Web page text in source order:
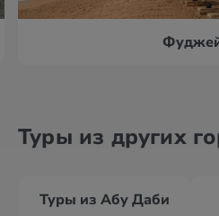
Туры из других
Туры из Абу Даби